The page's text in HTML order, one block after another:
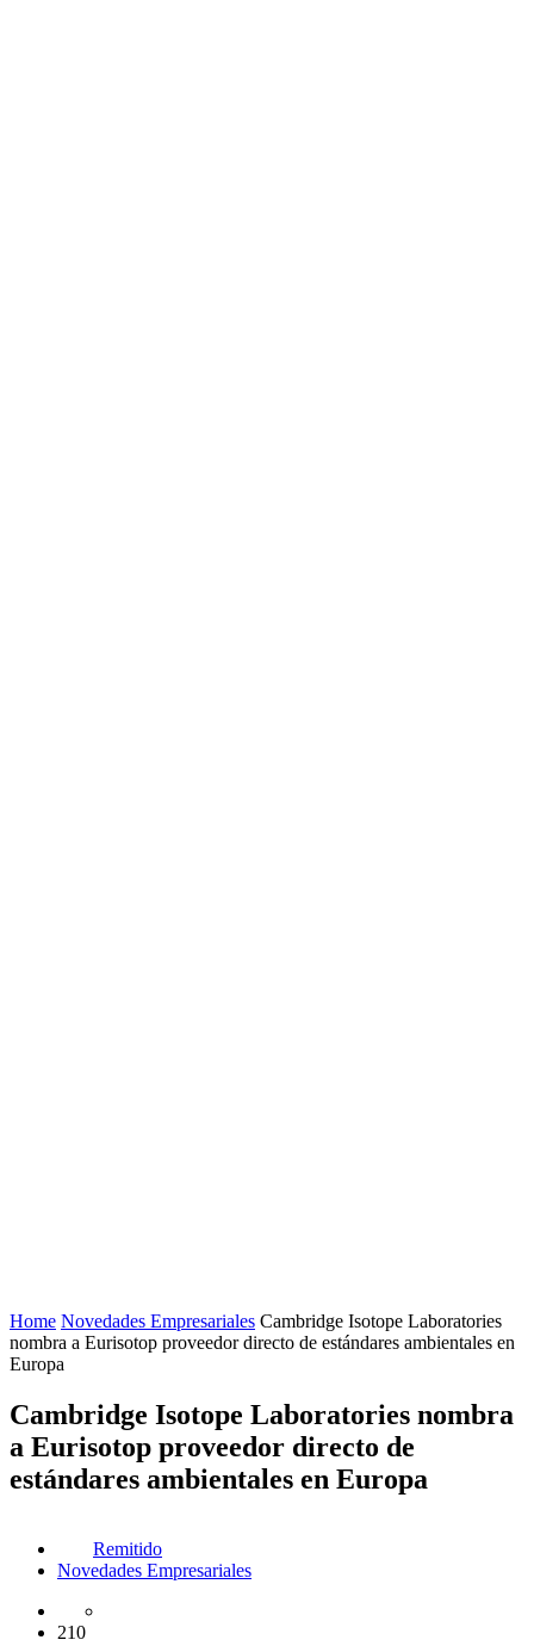
Home Novedades Empresariales Cambridge Isotope Laboratories
nombra a Eurisotop proveedor directo de estándares ambientales en
Europa
Cambridge Isotope Laboratories nombra
a Eurisotop proveedor directo de
estándares ambientales en Europa
Remitido
Novedades Empresariales
210